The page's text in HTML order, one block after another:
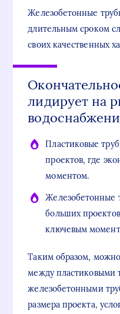
Железобетонные
длительным сроком
своих качественных
лидирует на
Пластиковые
проектов, где
моментом.
Железобетонные
больших
ключевым
Таким образом,
между пластиковыми
железобетонными
размера проекта,